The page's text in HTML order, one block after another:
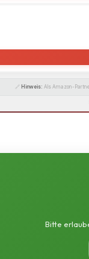
🔗 Hinweis: Als Amazon-
Bitte